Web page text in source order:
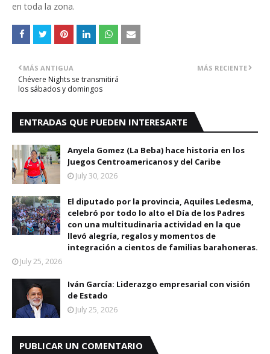
en toda la zona.
MÁS RECIENTE
MÁS ANTIGUA
Chévere Nights se transmitirá
los sábados y domingos
ENTRADAS QUE PUEDEN INTERESARTE
Anyela Gomez (La Beba) hace historia en los
Juegos Centroamericanos y del Caribe
July 30, 2026
El diputado por la provincia, Aquiles Ledesma,
celebró por todo lo alto el Día de los Padres
con una multitudinaria actividad en la que
llevó alegría, regalos y momentos de
integración a cientos de familias barahoneras.
July 25, 2026
Iván García: Liderazgo empresarial con visión
de Estado
July 25, 2026
PUBLICAR UN COMENTARIO